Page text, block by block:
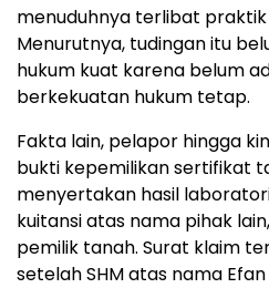
menuduhnya terlibat
Menurutnya, tudingan itu
hukum kuat karena belum
berkekuatan hukum tetap.
Fakta lain, pelapor hingga
bukti kepemilikan sertifikat
menyertakan hasil
kuitansi atas nama pihak
pemilik tanah. Surat klaim
setelah SHM atas nama